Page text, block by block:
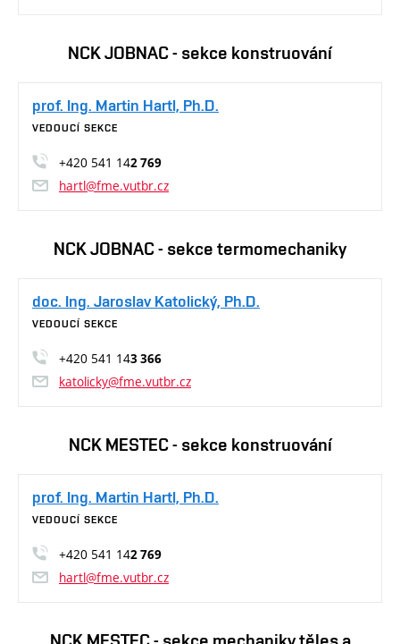
NCK JOBNAC - sekce konstruování
prof. Ing. Martin Hartl, Ph.D.
VEDOUCÍ SEKCE
+420 541 142 769
hartl@fme.vutbr.cz
NCK JOBNAC - sekce termomechaniky
doc. Ing. Jaroslav Katolický, Ph.D.
VEDOUCÍ SEKCE
+420 541 143 366
katolicky@fme.vutbr.cz
NCK MESTEC - sekce konstruování
prof. Ing. Martin Hartl, Ph.D.
VEDOUCÍ SEKCE
+420 541 142 769
hartl@fme.vutbr.cz